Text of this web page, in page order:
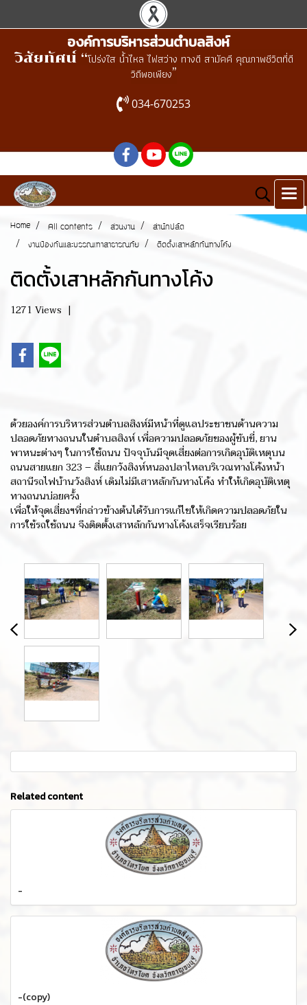
องค์การบริหารส่วนตำบลสิงห์
วิสัยทัศน์ “โปร่งใส น้ำไหล ไฟสว่าง ทางดี สามัคคี คุณภาพชีวิตที่ดี
วิถีพอเพียง”
034-670253
Home All contents ส่วนงาน สำนักปลัด
งานป้องกันและบรรณเทาสาธารณภัย ติดตั้งเสาหลักกันทางโค้ง
ติดตั้งเสาหลักกันทางโค้ง
1271 Views |
ด้วยองค์การบริหารส่วนตำบลสิงห์มีหน้าที่ดูแลประชาชนด้านความ
ปลอดภัยทางถนนในตำบลสิงห์ เพื่อความปลอดภัยของผู้ขับขี่, ยาน
พาหนะต่างๆ ในการใช้ถนน ปัจจุบันมีจุดเสี่ยงต่อการเกิดอุบัติเหตุบน
ถนนสายแยก 323 – สี่แยกวังสิงห์หนองปลาไหลบริเวณทางโค้งหน้า
สถานีรถไฟบ้านวังสิงห์ เดิมไม่มีเสาหลักกันทางโค้ง ทำให้เกิดอุบัติเหตุ
ทางถนนบ่อยครั้ง
เพื่อให้จุดเสี่ยงฯที่กล่าวข้างต้นได้รับการแก้ไขให้เกิดความปลอดภัยใน
การใช้รถใช้ถนน จึงติดตั้งเสาหลักกันทางโค้งเสร็จเรียบร้อย
Related content
-
-(copy)